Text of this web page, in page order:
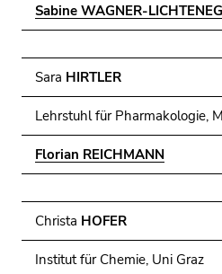
Sabine WAGNER-
Sara HIRTLER
Lehrstuhl für Pharmakologie,
Florian REICHMANN
Christa HOFER
Institut für Chemie, Uni Graz